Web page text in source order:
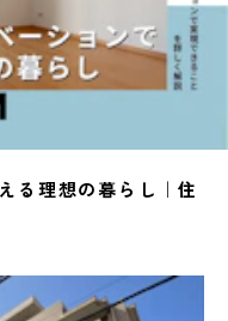
る理想の暮らし｜住